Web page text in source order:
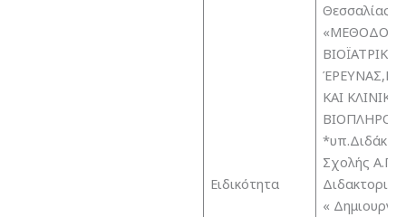
Ειδικότητα
Θεσσαλίας
ΒΙΟΪΑΤΡΙΚΗΣ
ΚΑΙ ΚΛΙΝΙΚΗ
Σχολής
«